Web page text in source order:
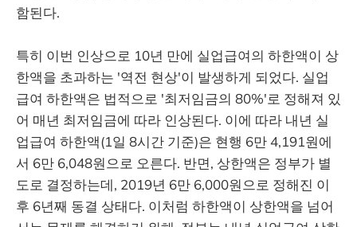
함된다.
특히 이번 인상으로 10년 만에 실업급여의 하한액이 상
한액을 초과하는 '역전 현상'이 발생하게 되었다. 실업
급여 하한액은 법적으로 '최저임금의 80%'로 정해져 있
어 매년 최저임금에 따라 인상된다. 이에 따라 내년 실
업급여 하한액(1일 8시간 기준)은 현행 6만 4,191원에
서 6만 6,048원으로 오른다. 반면, 상한액은 정부가 별
도로 결정하는데, 2019년 6만 6,000원으로 정해진 이
후 6년째 동결 상태다. 이처럼 하한액이 상한액을 넘어